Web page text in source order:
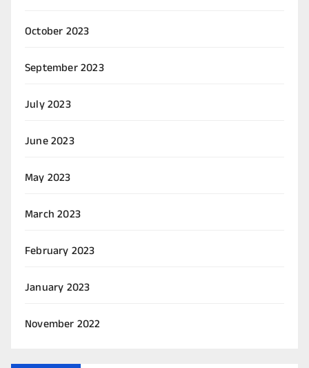
October 2023
September 2023
July 2023
June 2023
May 2023
March 2023
February 2023
January 2023
November 2022